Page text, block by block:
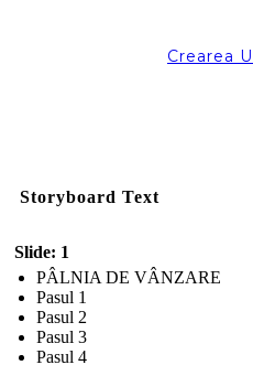
Crearea
Storyboard Text
Slide: 1
PÂLNIA DE VÂNZARE
Pasul 1
Pasul 2
Pasul 3
Pasul 4